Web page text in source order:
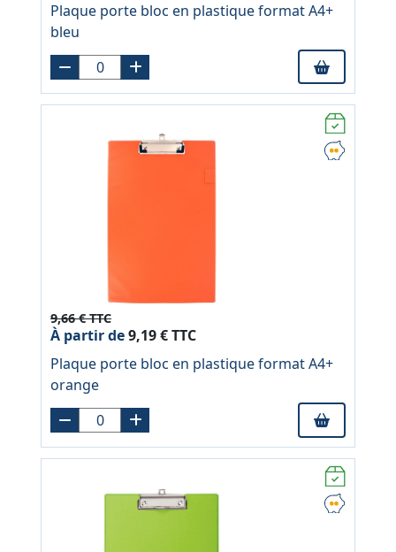
Plaque porte bloc en plastique format A4+
bleu
9,66 € TTC
À partir de9,19 € TTC
Plaque porte bloc en plastique format A4+
orange